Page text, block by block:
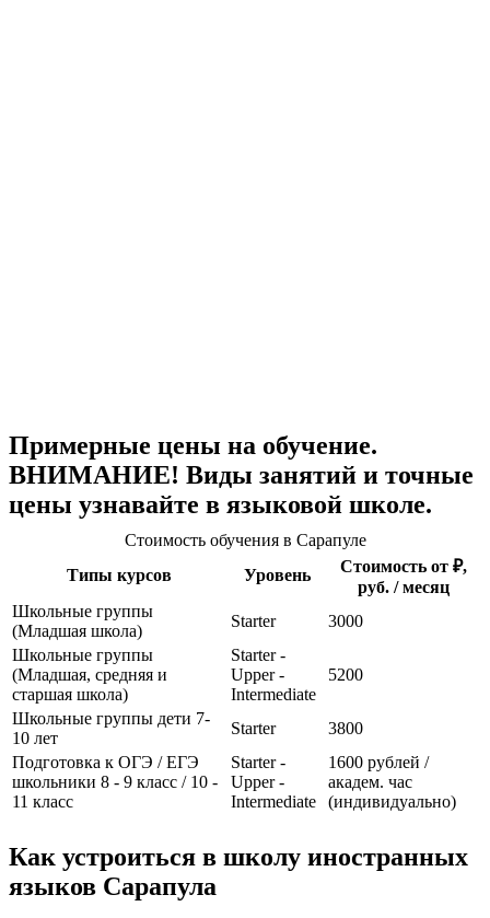
Примерные цены на обучение.
ВНИМАНИЕ! Виды занятий и точные
цены узнавайте в языковой школе.
Стоимость обучения в Сарапуле
Типы курсов
Уровень
Стоимость от ₽,
руб. / месяц
Школьные группы
(Младшая школа)
Starter
3000
Школьные группы
(Младшая, средняя и
старшая школа)
Starter -
Upper -
Intermediate
5200
Школьные группы дети 7-
10 лет
Starter
3800
Подготовка к ОГЭ / ЕГЭ
школьники 8 - 9 класс / 10 -
11 класс
Starter -
Upper -
Intermediate
1600 рублей /
академ. час
(индивидуально)
Как устроиться в школу иностранных
языков Сарапула